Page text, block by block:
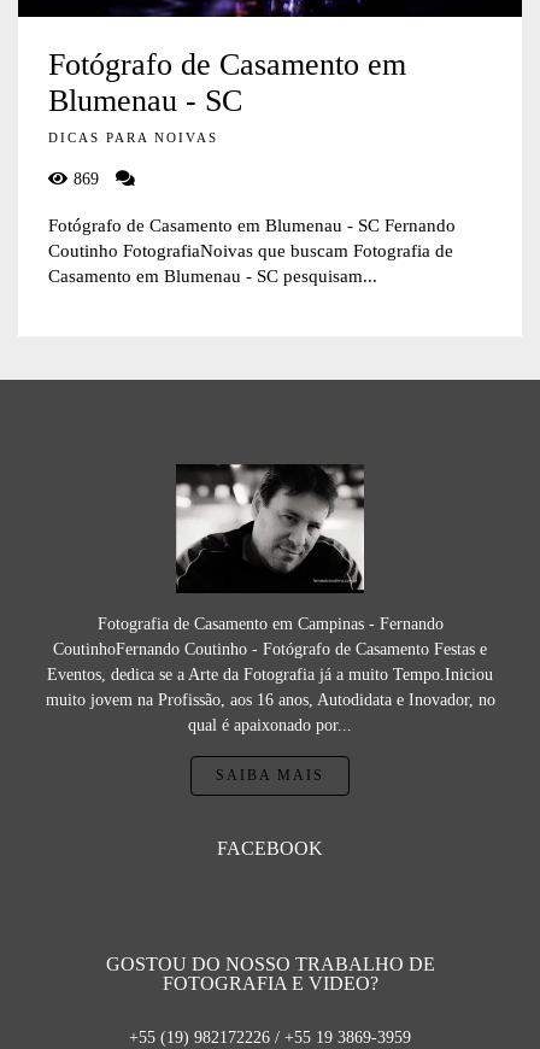
Fotógrafo de Casamento em
Blumenau - SC
DICAS PARA NOIVAS
869
Fotógrafo de Casamento em Blumenau - SC Fernando
Coutinho FotografiaNoivas que buscam Fotografia de
Casamento em Blumenau - SC pesquisam...
Fotografia de Casamento em Campinas - Fernando
CoutinhoFernando Coutinho - Fotógrafo de Casamento Festas e
Eventos, dedica se a Arte da Fotografia já a muito Tempo.Iniciou
muito jovem na Profissão, aos 16 anos, Autodidata e Inovador, no
qual é apaixonado por...
SAIBA MAIS
FACEBOOK
GOSTOU DO NOSSO TRABALHO DE
FOTOGRAFIA E VIDEO?
+55 (19) 982172226 / +55 19 3869-3959